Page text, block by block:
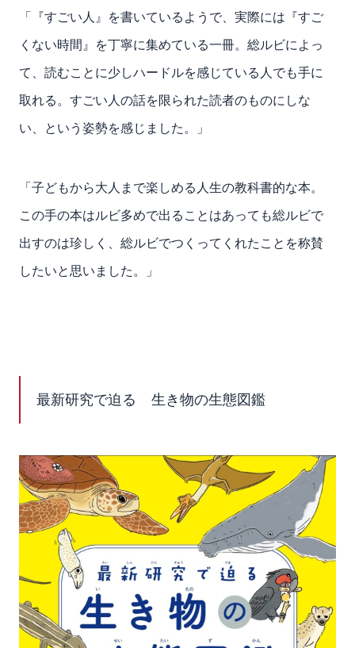
「『すごい人』を書いているようで、実際には『すご
くない時間』を丁寧に集めている一冊。総ルビによっ
て、読むことに少しハードルを感じている人でも手に
取れる。すごい人の話を限られた読者のものにしな
い、という姿勢を感じました。」
「子どもから大人まで楽しめる人生の教科書的な本。
この手の本はルビ多めで出ることはあっても総ルビで
出すのは珍しく、総ルビでつくってくれたことを称賛
したいと思いました。」
最新研究で迫る 生き物の生態図鑑